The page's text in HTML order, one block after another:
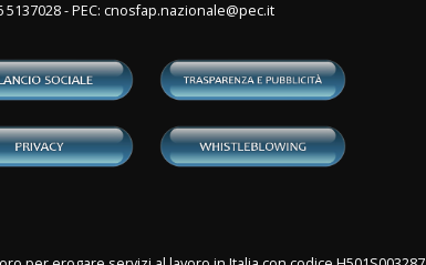
- PEC: cnosfap.nazionale@pec.it